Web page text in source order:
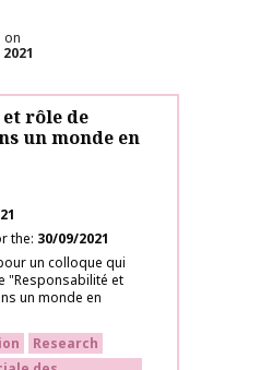
on
rôle de
un monde en
the 30/09/2021
un colloque qui
"Responsabilité et
un monde en
Research